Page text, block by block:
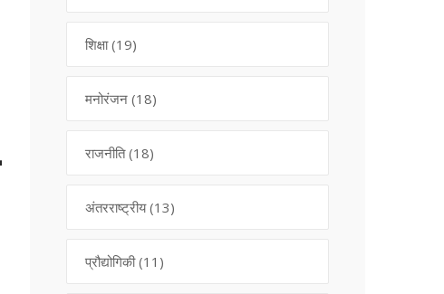
शिक्षा(19)
मनोरंजन (18)
राजनीति(18)
अंतरराष्ट्रीय(13)
प्रौद्योगिकी(11)